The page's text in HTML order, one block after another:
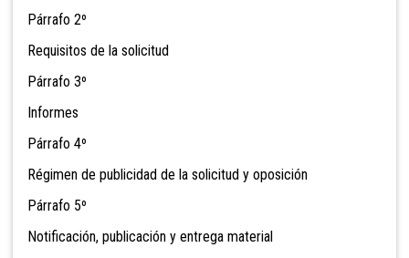
Párrafo 2º
Requisitos de la solicitud
Párrafo 3º
Informes
Párrafo 4º
Régimen de publicidad de la solicitud y oposición
Párrafo 5º
Notificación, publicación y entrega material